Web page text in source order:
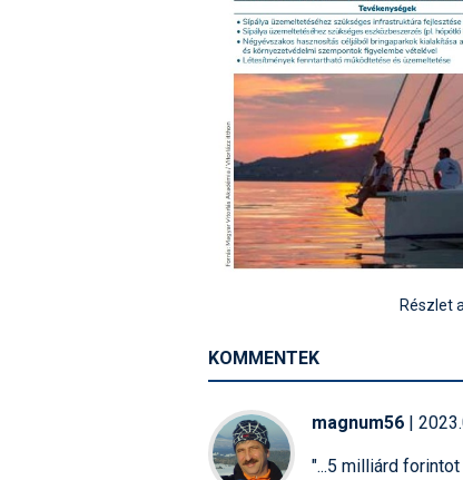
Részlet
KOMMENTEK
magnum56 |
"...5 milliárd